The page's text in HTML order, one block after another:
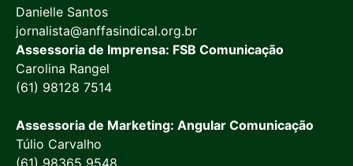
Danielle Santos
jornalista@anffasindical.org.br
Assessoria de Imprensa: FSB Comunicação
Carolina Rangel
(61) 98128 7514
Assessoria de Marketing: Angular Comunicação
Túlio Carvalho